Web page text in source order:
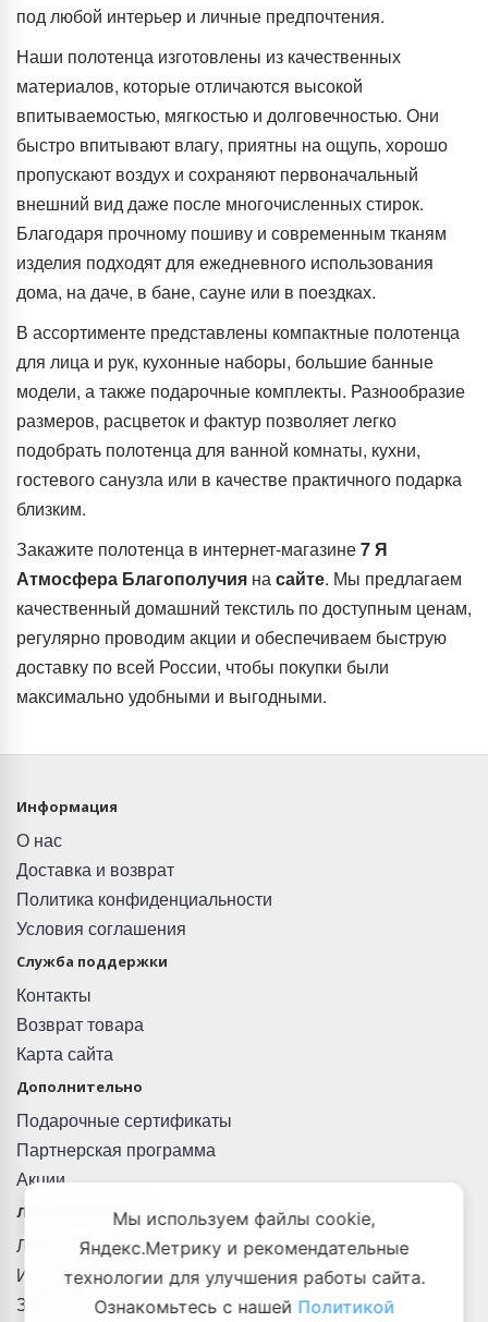
под любой интерьер и личные предпочтения.
Наши полотенца изготовлены из качественных
материалов, которые отличаются высокой
впитываемостью, мягкостью и долговечностью. Они
быстро впитывают влагу, приятны на ощупь, хорошо
пропускают воздух и сохраняют первоначальный
внешний вид даже после многочисленных стирок.
Благодаря прочному пошиву и современным тканям
изделия подходят для ежедневного использования
дома, на даче, в бане, сауне или в поездках.
В ассортименте представлены компактные полотенца
для лица и рук, кухонные наборы, большие банные
модели, а также подарочные комплекты. Разнообразие
размеров, расцветок и фактур позволяет легко
подобрать полотенца для ванной комнаты, кухни,
гостевого санузла или в качестве практичного подарка
близким.
Закажите полотенца в интернет-магазине7 Я
Атмосфера Благополучия насайте. Мы предлагаем
качественный домашний текстиль по доступным ценам,
регулярно проводим акции и обеспечиваем быструю
доставку по всей России, чтобы покупки были
максимально удобными и выгодными.
Информация
О нас
Доставка и возврат
Политика конфиденциальности
Условия соглашения
Служба поддержки
Контакты
Возврат товара
Карта сайта
Дополнительно
Подарочные сертификаты
Партнерская программа
Акции
Личный Кабинет
Личный Кабинет
История заказов
Закладки
Мы используем файлы cookie,
Яндекс.Метрику и рекомендательные
технологии для улучшения работы сайта.
Ознакомьтесь с нашей Политикой